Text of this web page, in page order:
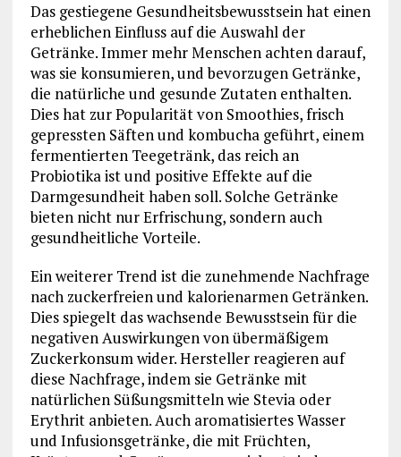
Das gestiegene Gesundheitsbewusstsein hat einen
erheblichen Einfluss auf die Auswahl der
Getränke. Immer mehr Menschen achten darauf,
was sie konsumieren, und bevorzugen Getränke,
die natürliche und gesunde Zutaten enthalten.
Dies hat zur Popularität von Smoothies, frisch
gepressten Säften und kombucha geführt, einem
fermentierten Teegetränk, das reich an
Probiotika ist und positive Effekte auf die
Darmgesundheit haben soll. Solche Getränke
bieten nicht nur Erfrischung, sondern auch
gesundheitliche Vorteile.
Ein weiterer Trend ist die zunehmende Nachfrage
nach zuckerfreien und kalorienarmen Getränken.
Dies spiegelt das wachsende Bewusstsein für die
negativen Auswirkungen von übermäßigem
Zuckerkonsum wider. Hersteller reagieren auf
diese Nachfrage, indem sie Getränke mit
natürlichen Süßungsmitteln wie Stevia oder
Erythrit anbieten. Auch aromatisiertes Wasser
und Infusionsgetränke, die mit Früchten,